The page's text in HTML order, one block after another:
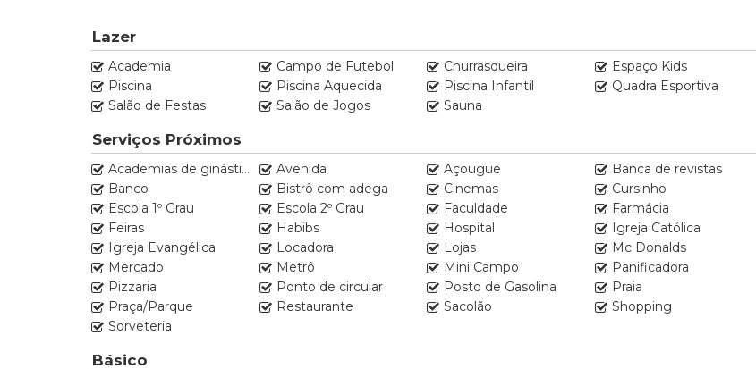
Entre em contato com o nosso corretor de vendas Marcos Rocha 021 97020-0520.
VENHA AGENDAR UMA VISITA CONOSCO !!!!
Lazer
Academia Campo de Futebol Churrasqueira
Espaço Kids
Piscina
Piscina Aquecida Piscina Infantil
Quadra Esportiva
Salão de Festas
Salão de Jogos Sauna
Serviços Próximos
Academias de ginástica Avenida Açougue
Banca de revistas
Banco
Bistrô com adega Cinemas
Cursinho
Escola 1º Grau
Escola 2º Grau Faculdade
Farmácia
Feiras
Habibs Hospital
Igreja Católica
Igreja Evangélica
Locadora Lojas
Mc Donalds
Mercado
Metrô Mini Campo
Panificadora
Pizzaria
Ponto de circular Posto de Gasolina
Praia
Praça/Parque
Restaurante Sacolão
Shopping
Sorveteria
Básico